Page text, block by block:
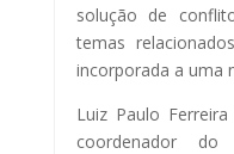
solução de
temas
incorporada a uma
Luiz Paulo
coordenador